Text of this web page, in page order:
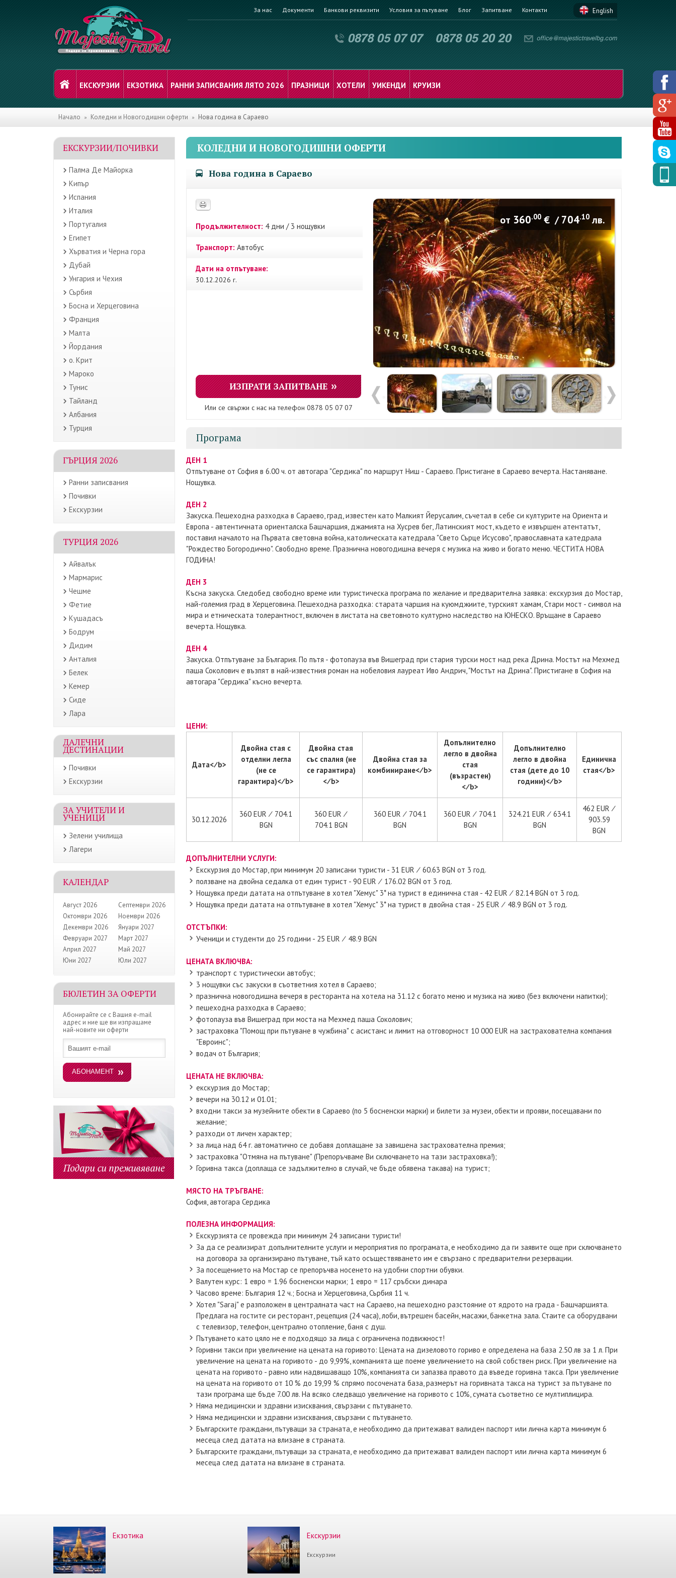
За нас Документи Банкови реквизити Условия за пътуване Блог Запитване Контакти English
ЕКСКУРЗИИ ЕКЗОТИКА РАННИ ЗАПИСВАНИЯ ЛЯТО 2026 ПРАЗНИЦИ ХОТЕЛИ УИКЕНДИ КРУИЗИ
Начало Коледни и Новогодишни оферти Нова година в Сараево
ЕКСКУРЗИИ/ПОЧИВКИ
Палма Де Майорка
Кипър
Испания
Италия
Португалия
Египет
Хърватия и Черна гора
Дубай
Унгария и Чехия
Сърбия
Босна и Херцеговина
Франция
Малта
Йордания
о. Крит
Мароко
Тунис
Тайланд
Албания
Турция
ГЪРЦИЯ 2026
Ранни записвания
Почивки
Екскурзии
ТУРЦИЯ 2026
Айвалък
Мармарис
Чешме
Фетие
Кушадасъ
Бодрум
Дидим
Анталия
Белек
Кемер
Сиде
Лара
ДАЛЕЧНИ
ДЕСТИНАЦИИ
Почивки
Екскурзии
ЗА УЧИТЕЛИ И
УЧЕНИЦИ
Зелени училища
Лагери
КАЛЕНДАР
Август 2026
Септември 2026
Октомври 2026
Ноември 2026
Декември 2026
Януари 2027
Февруари 2027
Март 2027
Април 2027
Май 2027
Юни 2027
Юли 2027
БЮЛЕТИН ЗА ОФЕРТИ
Абонирайте се с Вашия e-mail
адрес и ние ще ви изпращаме
най-новите ни оферти
КОЛЕДНИ И НОВОГОДИШНИ ОФЕРТИ
Нова година в Сараево
от 360.00 € /704.10 лв.
Продължителност: 4 дни / 3 нощувки
Транспорт: Автобус
Дати на отпътуване:
30.12.2026 г.
ИЗПРАТИ ЗАПИТВАНЕ
Или се свържи с нас на телефон 0878 05 07 07
Програма
ДЕН 1
Отпътуване от София в 6.00 ч. от автогара "Сердика" по маршрут Ниш - Сараево. Пристигане в Сараево вечерта. Настаняване.
Нощувка.
ДЕН 2
Закуска. Пешеходна разходка в Сараево, град, известен като Малкият Йерусалим, съчетал в себе си културите на Ориента и
Европа - автентичната ориенталска Башчаршия, джамията на Хусрев бег, Латинският мост, където е извършен атентатът,
поставил началото на Първата световна война, католическата катедрала "Свето Сърце Исусово", православната катедрала
"Рождество Богородично". Свободно време. Празнична новогодишна вечеря с музика на живо и богато меню. ЧЕСТИТА НОВА
ГОДИНА!
ДЕН 3
Късна закуска. Следобед свободно време или туристическа програма по желание и предварителна заявка: екскурзия до Мостар,
най-големия град в Херцеговина. Пешеходна разходка: старата чаршия на куюмджиите, турският хамам, Стари мост - символ на
мира и етническата толерантност, включен в листата на световното културно наследство на ЮНЕСКО. Връщане в Сараево
вечерта. Нощувка.
ДЕН 4
Закуска. Отпътуване за България. По пътя - фотопауза във Вишеград при стария турски мост над река Дрина. Мостът на Мехмед
паша Соколович е възпят в най-известния роман на нобеловия лауреат Иво Андрич, "Мостът на Дрина". Пристигане в София на
автогара "Сердика" късно вечерта.
ЦЕНИ:
Дата<∕b>
Двойна стая с
отделни легла
(не се
гарантира)<∕b>
Двойна стая
със спалня (не
се гарантира)
<∕b>
Двойна стая за
комбиниране<∕b>
Допълнително
легло в двойна
стая
(възрастен)
<∕b>
Допълнително
легло в двойна
стая (дете до 10
години)<∕b>
Единична
стая<∕b>
30.12.2026
360 EUR ∕ 704.1
BGN
360 EUR ∕
704.1 BGN
360 EUR ∕ 704.1
BGN
360 EUR ∕ 704.1
BGN
324.21 EUR ∕ 634.1
BGN
462 EUR ∕
903.59
BGN
ДОПЪЛНИТЕЛНИ УСЛУГИ:
Екскурзия до Мостар, при минимум 20 записани туристи - 31 EUR ∕ 60.63 BGN от 3 год.
ползване на двойна седалка от един турист - 90 EUR ∕ 176.02 BGN от 3 год.
Нощувка преди датата на отпътуване в хотел "Хемус" 3* на турист в единична стая - 42 EUR ∕ 82.14 BGN от 3 год.
Нощувка преди датата на отпътуване в хотел "Хемус" 3* на турист в двойна стая - 25 EUR ∕ 48.9 BGN от 3 год.
ОТСТЪПКИ:
Ученици и студенти до 25 години - 25 EUR ∕ 48.9 BGN
ЦЕНАТА ВКЛЮЧВА:
транспорт с туристически автобус;
3 нощувки със закуски в съответния хотел в Сараево;
празнична новогодишна вечеря в ресторанта на хотела на 31.12 с богато меню и музика на живо (без включени напитки);
пешеходна разходка в Сараево;
фотопауза във Вишеград при моста на Мехмед паша Соколович;
застраховка "Помощ при пътуване в чужбина" с асистанс и лимит на отговорност 10 000 EUR на застрахователна компания
"Евроинс";
водач от България;
ЦЕНАТА НЕ ВКЛЮЧВА:
екскурзия до Мостар;
вечери на 30.12 и 01.01;
входни такси за музейните обекти в Сараево (по 5 босненски марки) и билети за музеи, обекти и прояви, посещавани по
желание;
разходи от личен характер;
за лица над 64 г. автоматично се добавя доплащане за завишена застрахователна премия;
застраховка "Отмяна на пътуване" (Препоръчваме Ви сключването на тази застраховка!);
Горивна такса (доплаща се задължително в случай, че бъде обявена такава) на турист;
МЯСТО НА ТРЪГВАНЕ:
София, автогара Сердикa
ПОЛЕЗНА ИНФОРМАЦИЯ:
Екскурзията се провежда при минимум 24 записани туристи!
За да се реализират допълнителните услуги и мероприятия по програмата, е необходимо да ги заявите още при сключването
на договора за организирано пътуване, тъй като осъществяването им е свързано с предварителни резервации.
За посещението на Мостар се препоръчва носенето на удобни спортни обувки.
Валутен курс: 1 евро = 1.96 босненски марки; 1 евро = 117 сръбски динара
Часово време: България 12 ч.; Босна и Херцеговина, Сърбия 11 ч.
Хотел "Saraj" е разположен в централната част на Сараево, на пешеходно разстояние от ядрото на града - Башчаршията.
Предлага на гостите си ресторант, рецепция (24 часа), лоби, вътрешен басейн, масажи, банкетна зала. Стаите са оборудвани
с телевизор, телефон, централно отопление, баня с душ.
Пътуването като цяло не е подходящо за лица с ограничена подвижност!
Горивни такси при увеличение на цената на горивото: Цената на дизеловото гориво е определена на база 2.50 лв за 1 л. При
увеличение на цената на горивото - до 9,99%, компанията ще поеме увеличението на свой собствен риск. При увеличение на
цената на горивото - равно или надвишаващо 10%, компанията си запазва правото да въведе горивна такса. При увеличение
на цената на горивото от 10 % до 19,99 % спрямо посочената база, размерът на горивната такса на турист за пътуване по
тази програма ще бъде 7.00 лв. На всяко следващо увеличение на горивото с 10%, сумата съответно се мултиплицира.
Няма медицински и здравни изисквания, свързани с пътуването.
Няма медицински и здравни изисквания, свързани с пътуването.
Българските граждани, пътуващи за страната, е необходимо да притежават валиден паспорт или лична карта минимум 6
месеца след датата на влизане в страната.
Българските граждани, пътуващи за страната, е необходимо да притежават валиден паспорт или лична карта минимум 6
месеца след датата на влизане в страната.
Екзотика Екскурзии
Екскурзии